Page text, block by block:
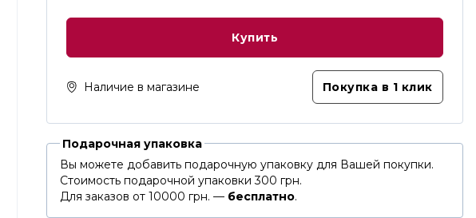
Купить
Наличие в магазине Покупка в 1 клик
Подарочная упаковка
Вы можете добавить подарочную упаковку для Вашей покупки.
Стоимость подарочной упаковки 300 грн.
Для заказов от 10000 грн. — бесплатно.